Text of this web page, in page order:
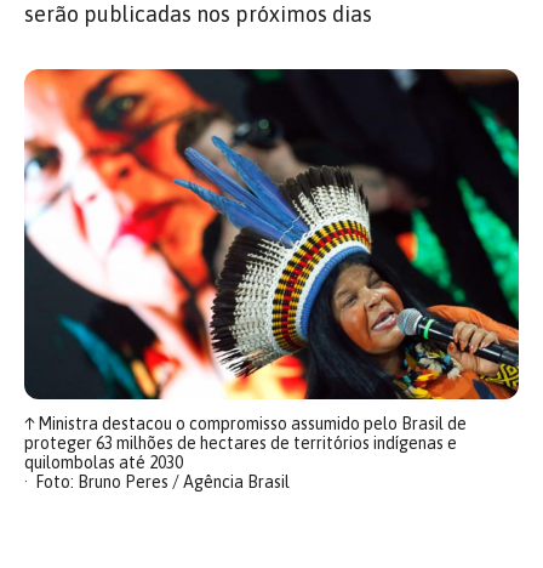
serão publicadas nos próximos dias
↑Ministra destacou o compromisso assumido pelo Brasil de
proteger 63 milhões de hectares de territórios indígenas e
quilombolas até 2030
Foto: Bruno Peres / Agência Brasil